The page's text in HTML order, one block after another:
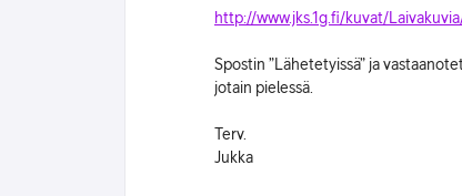
http://www.jks.1g.fi/kuvat/
Spostin ”Lähetetyissä” ja
jotain pielessä.
Terv.
Jukka